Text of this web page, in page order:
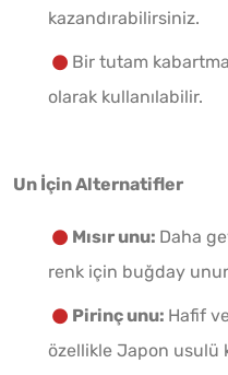
kazandırabilirsiniz.
Bir tutam
olarak kullanılabilir.
Un İçin Alternatifler
Mısır unu: Daha
renk için buğday
Pirinç unu: Hafif
özellikle Japon usulü